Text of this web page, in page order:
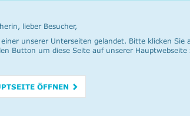
lieber Besucher,
unserer Unterseiten gelandet. Bitte klicken Sie
Button um diese Seite auf unserer Hauptwebseite
ÖFFNEN